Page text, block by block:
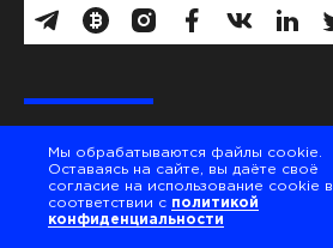
Мы обрабатываются файлы cookie.
Оставаясь на сайте, вы даёте своё
согласие на использование cookie в
соответствии с политикой
конфиденциальности
FreeBlock
TG:@FreeBlockOfficial
RU:+4 752 987 85 89